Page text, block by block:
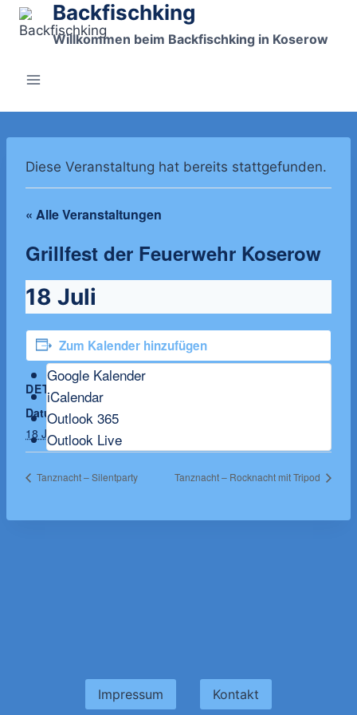
Zum
Inhalt
Backfischking
Willkommen beim Backfischking in Koserow
Diese Veranstaltung hat bereits stattgefunden.
« Alle Veranstaltungen
Grillfest der Feuerwehr Koserow
18 Juli
Zum Kalender hinzufügen
Google Kalender
iCalendar
Outlook 365
Outlook Live
DETAILS
Datum:
18 Juli
Tanznacht – Silentparty Tanznacht – Rocknacht mit Tripod
Impressum Kontakt